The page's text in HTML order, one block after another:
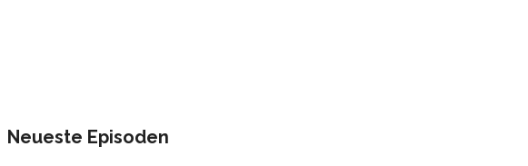
Neueste Episoden